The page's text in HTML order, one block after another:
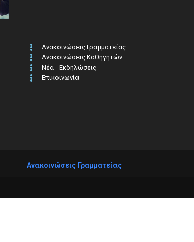
Ανακοινώσεις Γραμματείας
Ανακοινώσεις Καθηγητών
Νέα - Εκδηλώσεις
Επικοινωνία
Ανακοινώσεις Γραμματείας